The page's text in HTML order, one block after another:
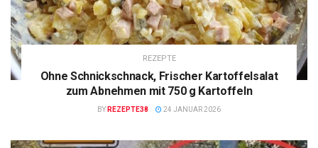
REZEPTE
Ohne Schnickschnack, Frischer Kartoffelsalat
zum Abnehmen mit 750 g Kartoffeln
BY REZEPTE38 24 JANUAR 2026